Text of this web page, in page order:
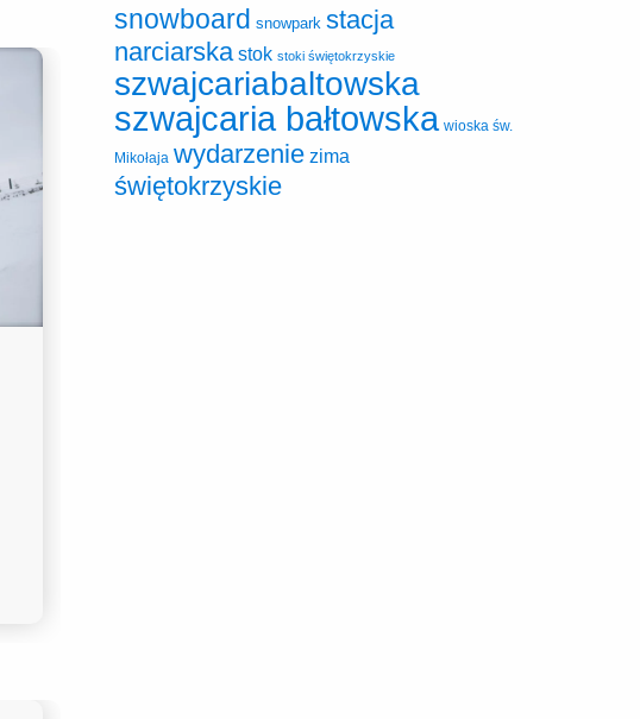
snowboard snowpark stacja
narciarska stok stoki świętokrzyskie
szwajcariabaltowska
szwajcaria bałtowska wioska św.
Mikołaja wydarzenie zima
świętokrzyskie